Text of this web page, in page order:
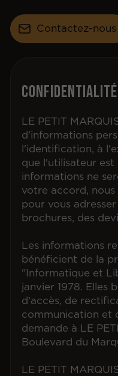
Contactez-nous
Confidentialité
LE PETIT
d'informations
l'identification, à
que l'utilisateur est
informations ne
votre accord, nous
pour vous
brochures, des
Les informations
bénéficient de la
"Informatique et
janvier 1978. Elles
d'accès, de
communication et
demande à LE
Boulevard du
LE PETIT